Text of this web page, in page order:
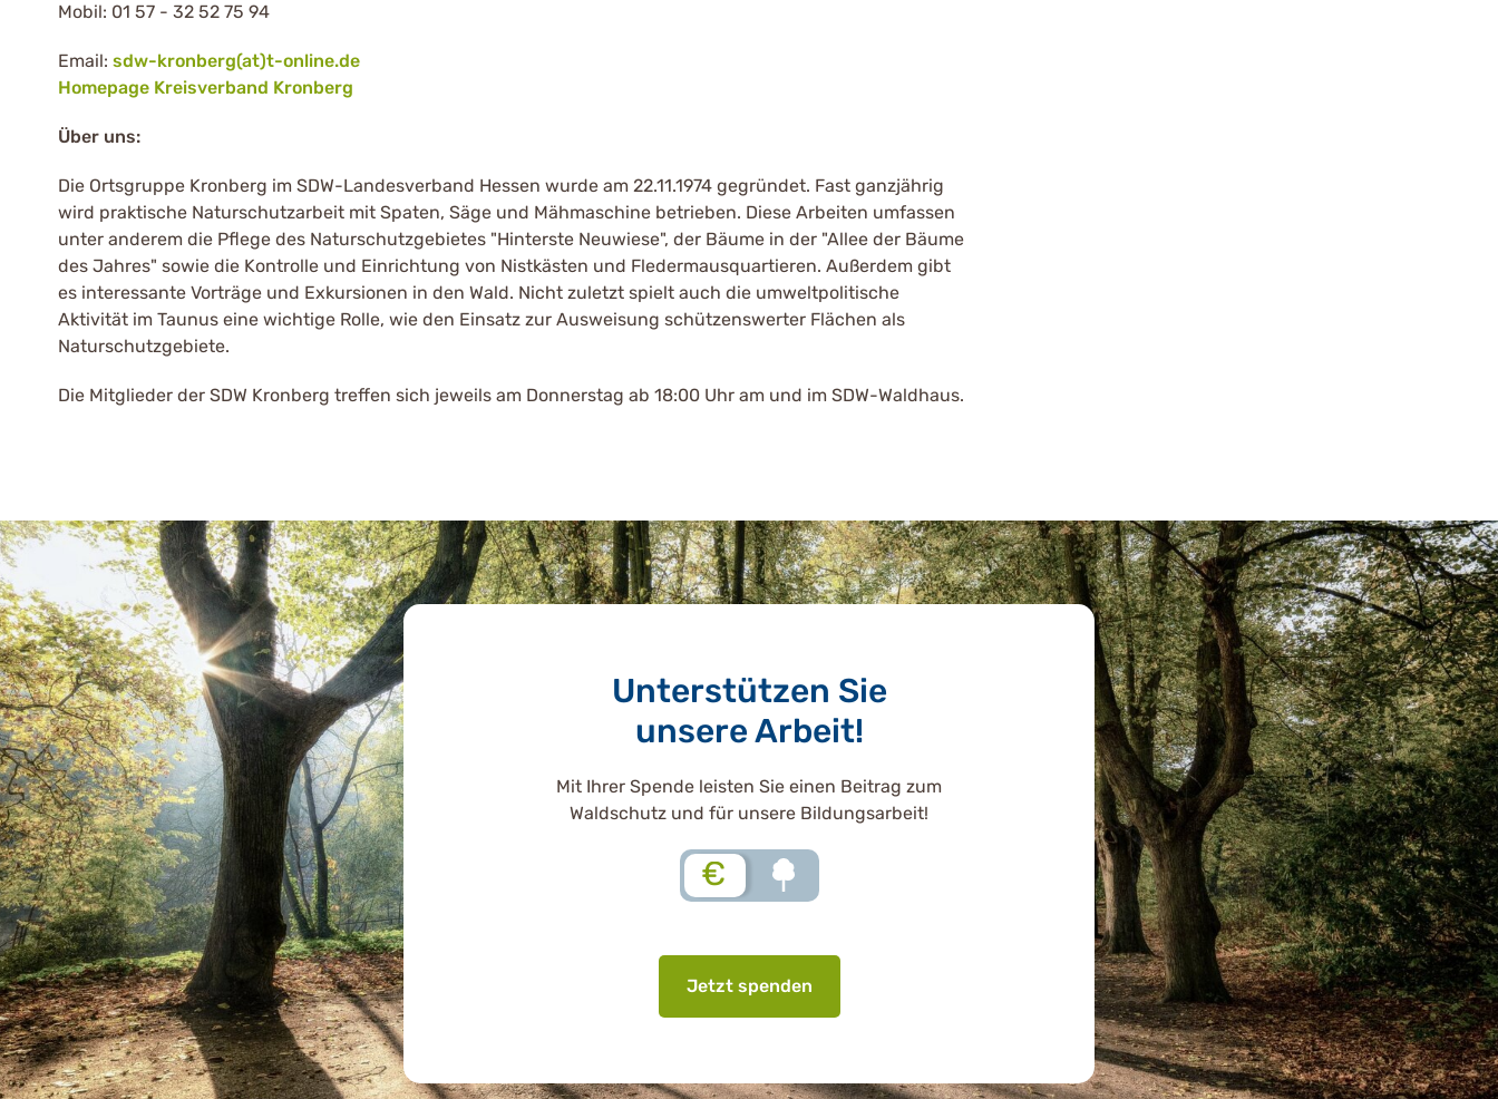
Mobil: 01 57 - 32 52 75 94
Email: sdw-kronberg(at)t-online.de
Homepage Kreisverband Kronberg
Über uns:
Die Ortsgruppe Kronberg im SDW-Landesverband Hessen wurde am 22.11.1974 gegründet. Fast ganzjährig
wird praktische Naturschutzarbeit mit Spaten, Säge und Mähmaschine betrieben. Diese Arbeiten umfassen
unter anderem die Pflege des Naturschutzgebietes "Hinterste Neuwiese", der Bäume in der "Allee der Bäume
des Jahres" sowie die Kontrolle und Einrichtung von Nistkästen und Fledermausquartieren. Außerdem gibt
es interessante Vorträge und Exkursionen in den Wald. Nicht zuletzt spielt auch die umweltpolitische
Aktivität im Taunus eine wichtige Rolle, wie den Einsatz zur Ausweisung schützenswerter Flächen als
Naturschutzgebiete.
Die Mitglieder der SDW Kronberg treffen sich jeweils am Donnerstag ab 18:00 Uhr am und im SDW-Waldhaus.
Unterstützen Sie
unsere Arbeit!
Mit Ihrer Spende leisten Sie einen Beitrag zum
Waldschutz und für unsere Bildungsarbeit!
€
Jetzt spenden